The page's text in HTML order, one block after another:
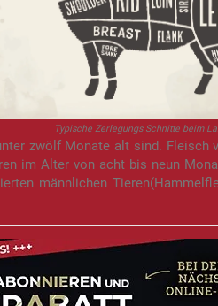
Typische Zerlegungs Schnitte beim
zwölf Monate alt sind. Fleisch
im Alter von acht bis neun
männlichen